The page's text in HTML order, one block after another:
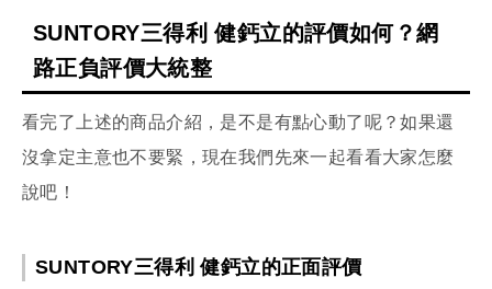
SUNTORY三得利 健鈣立的評價如何？網
路正負評價大統整
看完了上述的商品介紹，是不是有點心動了呢？如果還
沒拿定主意也不要緊，現在我們先來一起看看大家怎麼
說吧！
SUNTORY三得利 健鈣立的正面評價